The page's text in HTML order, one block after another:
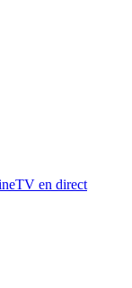
TV en direct